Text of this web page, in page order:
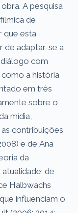
A pesquisa
de
que esta
de adaptar-se a
com
a história
em três
sobre o
mídia,
contribuições
e de Ana
da
de
Halbwachs
influenciam o